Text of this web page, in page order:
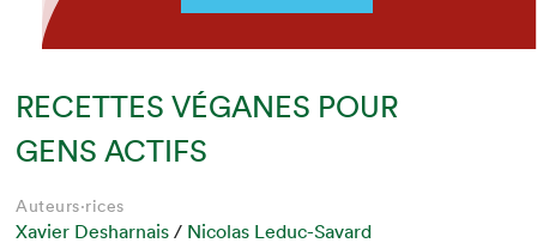
RECETTES VÉGANES POUR
GENS ACTIFS
Auteurs·rices
Xavier Desharnais / Nicolas Leduc-Savard